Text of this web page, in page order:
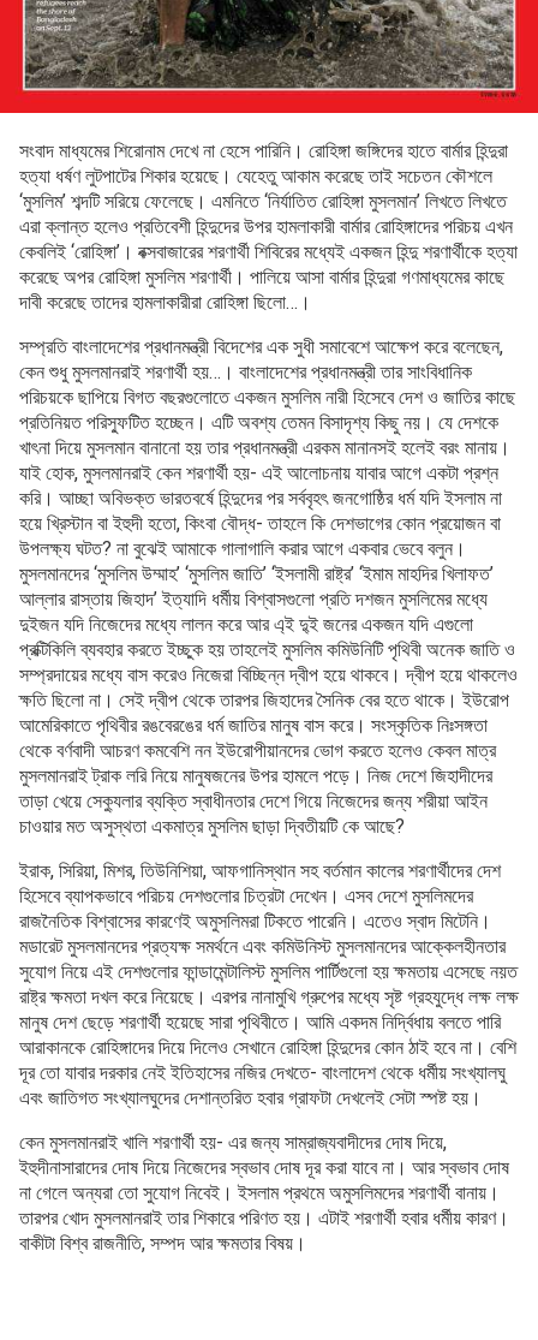
সংবাদ মাধ্যমের শিরোনাম দেখে না হেসে পারিনি। রোহিঙ্গা জঙ্গিদের হাতে বার্মার হিন্দুরা
হত্যা ধর্ষণ লুটপাটের শিকার হয়েছে। যেহেতু আকাম করেছে তাই সচেতন কৌশলে
‘মুসলিম’ শব্দটি সরিয়ে ফেলেছে। এমনিতে ‘নির্যাতিত রোহিঙ্গা মুসলমান’ লিখতে লিখতে
এরা ক্লান্ত হলেও প্রতিবেশী হিন্দুদের উপর হামলাকারী বার্মার রোহিঙ্গাদের পরিচয় এখন
কেবলিই ‘রোহিঙ্গা’। বক্সবাজারের শরণার্থী শিবিরের মধ্যেই একজন হিন্দু শরণার্থীকে হত্যা
করেছে অপর রোহিঙ্গা মুসলিম শরণার্থী। পালিয়ে আসা বার্মার হিন্দুরা গণমাধ্যমের কাছে
দাবী করেছে তাদের হামলাকারীরা রোহিঙ্গা ছিলো…।
সম্প্রতি বাংলাদেশের প্রধানমন্ত্রী বিদেশের এক সুধী সমাবেশে আক্ষেপ করে বলেছেন,
কেন শুধু মুসলমানরাই শরণার্থী হয়…। বাংলাদেশের প্রধানমন্ত্রী তার সাংবিধানিক
পরিচয়কে ছাপিয়ে বিগত বছরগুলোতে একজন মুসলিম নারী হিসেবে দেশ ও জাতির কাছে
প্রতিনিয়ত পরিস্ফুটিত হচ্ছেন। এটি অবশ্য তেমন বিসাদৃশ্য কিছু নয়। যে দেশকে
খাৎনা দিয়ে মুসলমান বানানো হয় তার প্রধানমন্ত্রী এরকম মানানসই হলেই বরং মানায়।
যাই হোক, মুসলমানরাই কেন শরণার্থী হয়- এই আলোচনায় যাবার আগে একটা প্রশ্ন
করি। আচ্ছা অবিভক্ত ভারতবর্ষে হিন্দুদের পর সর্ববৃহৎ জনগোষ্ঠির ধর্ম যদি ইসলাম না
হয়ে খ্রিস্টান বা ইহুদী হতো, কিংবা বৌদ্ধ- তাহলে কি দেশভাগের কোন প্রয়োজন বা
উপলক্ষ্য ঘটত? না বুঝেই আমাকে গালাগালি করার আগে একবার ভেবে বলুন।
মুসলমানদের ‘মুসলিম উম্মাহ’ ‘মুসলিম জাতি’ ‘ইসলামী রাষ্ট্র’ ‘ইমাম মাহদির খিলাফত’
আল্লার রাস্তায় জিহাদ’ ইত্যাদি ধর্মীয় বিশ্বাসগুলো প্রতি দশজন মুসলিমের মধ্যে
দুইজন যদি নিজেদের মধ্যে লালন করে আর এ্ই দু্ই জনের একজন যদি এগুলো
প্রক্টিকিলি ব্যবহার করতে ইচ্ছুক হয় তাহলেই মুসলিম কমিউনিটি পৃথিবী অনেক জাতি ও
সম্প্রদায়ের মধ্যে বাস করেও নিজেরা বিচ্ছিন্ন দ্বীপ হয়ে থাকবে। দ্বীপ হয়ে থাকলেও
ক্ষতি ছিলো না। সেই দ্বীপ থেকে তারপর জিহাদের সৈনিক বের হতে থাকে। ইউরোপ
আমেরিকাতে পৃথিবীর রঙবেরঙের ধর্ম জাতির মানুষ বাস করে। সংস্কৃতিক নিঃসঙ্গতা
থেকে বর্ণবাদী আচরণ কমবেশি নন ইউরোপীয়ানদের ভোগ করতে হলেও কেবল মাত্র
মুসলমানরাই ট্রাক লরি নিয়ে মানুষজনের উপর হামলে পড়ে। নিজ দেশে জিহাদীদের
তাড়া খেয়ে সেক্যুলার ব্যক্তি স্বাধীনতার দেশে গিয়ে নিজেদের জন্য শরীয়া আইন
চাওয়ার মত অসুস্থতা একমাত্র মুসলিম ছাড়া দ্বিতীয়টি কে আছে?
ইরাক, সিরিয়া, মিশর, তিউনিশিয়া, আফগানিস্থান সহ বর্তমান কালের শরণার্থীদের দেশ
হিসেবে ব্যাপকভাবে পরিচয় দেশগুলোর চিত্রটা দেখেন। এসব দেশে মুসলিমদের
রাজনৈতিক বিশ্বাসের কারণেই অমুসলিমরা টিকতে পারেনি। এতেও স্বাদ মিটেনি।
মডারেট মুসলমানদের প্রত্যক্ষ সমর্থনে এবং কমিউনিস্ট মুসলমানদের আক্কেলহীনতার
সুযোগ নিয়ে এই দেশগুলোর ফান্ডামেন্টালিস্ট মুসলিম পার্টিগুলো হয় ক্ষমতায় এসেছে নয়ত
রাষ্ট্র ক্ষমতা দখল করে নিয়েছে। এরপর নানামুখি গ্রুপের মধ্যে সৃষ্ট গ্রহযুদ্ধে লক্ষ লক্ষ
মানুষ দেশ ছেড়ে শরণার্থী হয়েছে সারা পৃথিবীতে। আমি একদম নির্দ্বিধায় বলতে পারি
আরাকানকে রোহিঙ্গাদের দিয়ে দিলেও সেখানে রোহিঙ্গা হিন্দুদের কোন ঠাই হবে না। বেশি
দূর তো যাবার দরকার নেই ইতিহাসের নজির দেখতে- বাংলাদেশ থেকে ধর্মীয় সংখ্যালঘু
এবং জাতিগত সংখ্যালঘুদের দেশান্তরিত হবার গ্রাফটা দেখলেই সেটা স্পষ্ট হয়।
কেন মুসলমানরাই খালি শরণার্থী হয়- এর জন্য সাম্রাজ্যবাদীদের দোষ দিয়ে,
ইহুদীনাসারাদের দোষ দিয়ে নিজেদের স্বভাব দোষ দূর করা যাবে না। আর স্বভাব দোষ
না গেলে অন্যরা তো সুযোগ নিবেই। ইসলাম প্রথমে অমুসলিমদের শরণার্থী বানায়।
তারপর খোদ মুসলমানরাই তার শিকারে পরিণত হয়। এটাই শরণার্থী হবার ধর্মীয় কারণ।
বাকীটা বিশ্ব রাজনীতি, সম্পদ আর ক্ষমতার বিষয়।